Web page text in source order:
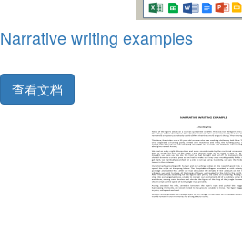
Narrative writing examples
查看文档